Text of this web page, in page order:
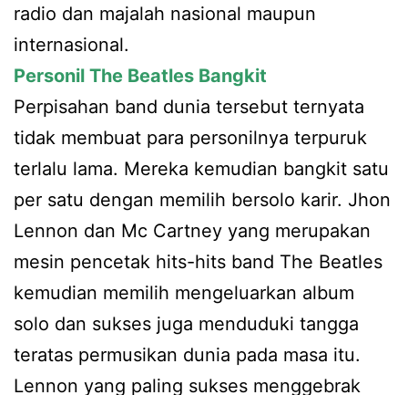
radio dan majalah nasional maupun
internasional.
Personil The Beatles Bangkit
Perpisahan band dunia tersebut ternyata
tidak membuat para personilnya terpuruk
terlalu lama. Mereka kemudian bangkit satu
per satu dengan memilih bersolo karir. Jhon
Lennon dan Mc Cartney yang merupakan
mesin pencetak hits-hits band The Beatles
kemudian memilih mengeluarkan album
solo dan sukses juga menduduki tangga
teratas permusikan dunia pada masa itu.
Lennon yang paling sukses menggebrak